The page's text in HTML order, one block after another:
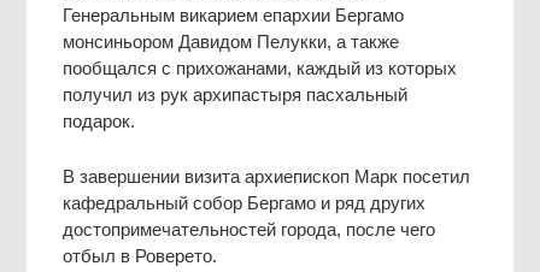
Генеральным викарием епархии Бергамо
монсиньором Давидом Пелукки, а также
пообщался с прихожанами, каждый из которых
получил из рук архипастыря пасхальный
подарок.
В завершении визита архиепископ Марк посетил
кафедральный собор Бергамо и ряд других
достопримечательностей города, после чего
отбыл в Роверето.